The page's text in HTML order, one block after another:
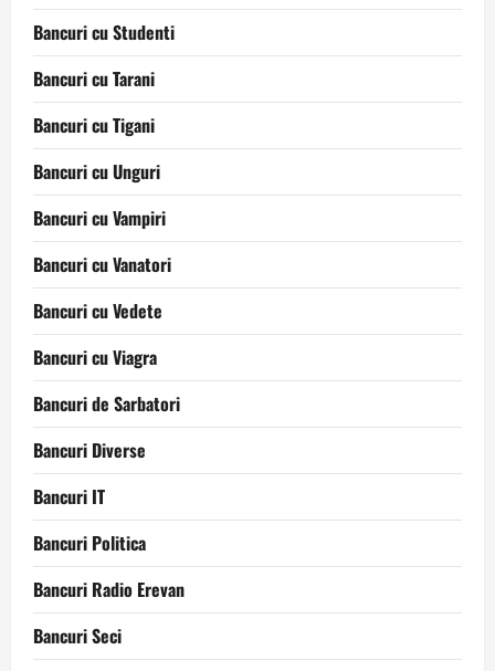
Bancuri cu Studenti
Bancuri cu Tarani
Bancuri cu Tigani
Bancuri cu Unguri
Bancuri cu Vampiri
Bancuri cu Vanatori
Bancuri cu Vedete
Bancuri cu Viagra
Bancuri de Sarbatori
Bancuri Diverse
Bancuri IT
Bancuri Politica
Bancuri Radio Erevan
Bancuri Seci